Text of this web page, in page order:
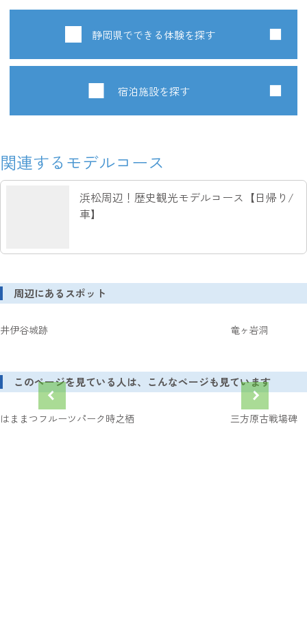
静岡県でできる体験を探す
宿泊施設を探す
関連するモデルコース
浜松周辺！歴史観光モデルコース【日帰り/
車】
周辺にあるスポット
井伊谷城跡 竜ヶ岩洞
このページを見ている人は、こんなページも見ています
はままつフルーツパーク時之栖 三方原古戦場碑